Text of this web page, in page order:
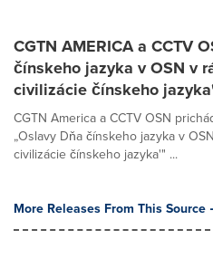
CGTN AMERICA a CCTV
čínskeho jazyka v OSN v
civilizácie čínskeho
CGTN America a CCTV OSN
„Oslavy Dňa čínskeho jazyka v
civilizácie čínskeho jazyka'" ...
More Releases From This Source